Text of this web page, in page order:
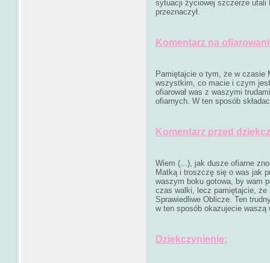
sytuacji życiowej szczerze ufali
przeznaczył.
Komentarz na
Pamiętajcie o tym, że w czasie
wszystkim, co macie i czym
ofiarował was z waszymi
ofiarnych. W ten sposób
Komentarz przed
Wiem (...), jak dusze ofiarne
Matką i troszczę się o was jak
waszym boku gotowa, by wam
czas walki, lecz pamiętajcie,
Sprawiedliwe Oblicze. Ten
w ten sposób okazujecie waszą
Dziękczynienie: